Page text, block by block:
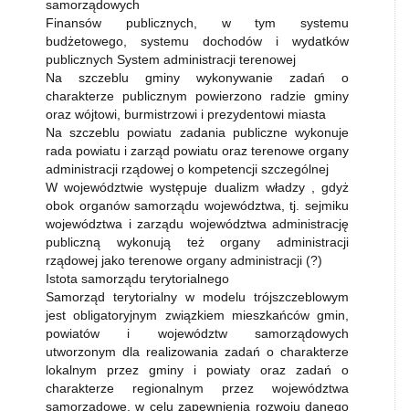
samorządowych
Finansów publicznych, w tym systemu
budżetowego, systemu dochodów i wydatków
publicznych System administracji terenowej
Na szczeblu gminy wykonywanie zadań o
charakterze publicznym powierzono radzie gminy
oraz wójtowi, burmistrzowi i prezydentowi miasta
Na szczeblu powiatu zadania publiczne wykonuje
rada powiatu i zarząd powiatu oraz terenowe organy
administracji rządowej o kompetencji szczególnej
W województwie występuje dualizm władzy , gdyż
obok organów samorządu województwa, tj. sejmiku
województwa i zarządu województwa administrację
publiczną wykonują też organy administracji
rządowej jako terenowe organy administracji (?)
Istota samorządu terytorialnego
Samorząd terytorialny w modelu trójszczeblowym
jest obligatoryjnym związkiem mieszkańców gmin,
powiatów i województw samorządowych
utworzonym dla realizowania zadań o charakterze
lokalnym przez gminy i powiaty oraz zadań o
charakterze regionalnym przez województwa
samorządowe, w celu zapewnienia rozwoju danego